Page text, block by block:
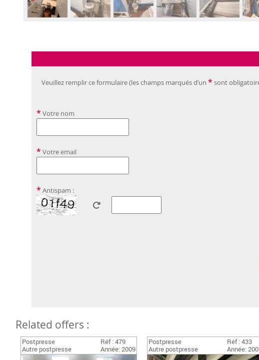
Veuillez remplir ce formulaire (les champs marqués d’un* sont
* Votre nom
* Votre email
* Antispam :
Related offers :
Postpresse
Autre postpresse
Réf : 479
Année: 2009
Postpresse
Autre postpresse
Réf : 433
Année: